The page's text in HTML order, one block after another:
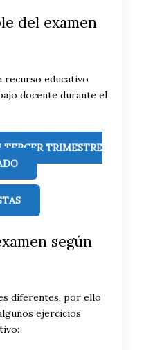
del examen
recurso educativo
docente durante el
TRIMESTRE
según
diferentes, por ello
ejercicios